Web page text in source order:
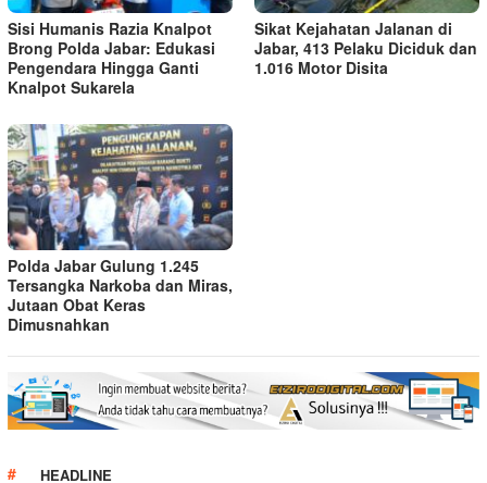
Sisi Humanis Razia Knalpot
Brong Polda Jabar: Edukasi
Pengendara Hingga Ganti
Knalpot Sukarela
Sikat Kejahatan Jalanan di
Jabar, 413 Pelaku Diciduk dan
1.016 Motor Disita
Polda Jabar Gulung 1.245
Tersangka Narkoba dan Miras,
Jutaan Obat Keras
Dimusnahkan
HEADLINE